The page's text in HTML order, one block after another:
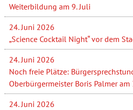
Weiterbildung am 9. Juli
24. Juni 2026
„Science Cocktail Night“ vor dem
24. Juni 2026
Noch freie Plätze:
Oberbürgermeister Boris Palmer am
24. Juni 2026